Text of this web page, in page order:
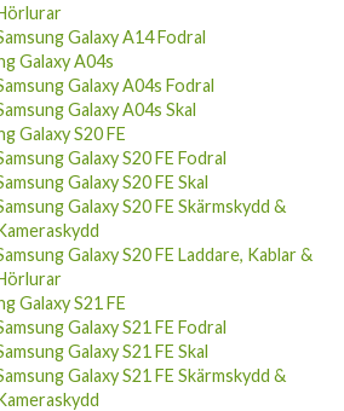
Galaxy A14 Fodral
Galaxy A04s
Galaxy A04s Fodral
Galaxy A04s Skal
Galaxy S20 FE
Galaxy S20 FE Fodral
Galaxy S20 FE Skal
Galaxy S20 FE Skärmskydd &
Galaxy S20 FE Laddare, Kablar &
Galaxy S21 FE
Galaxy S21 FE Fodral
Galaxy S21 FE Skal
Galaxy S21 FE Skärmskydd &